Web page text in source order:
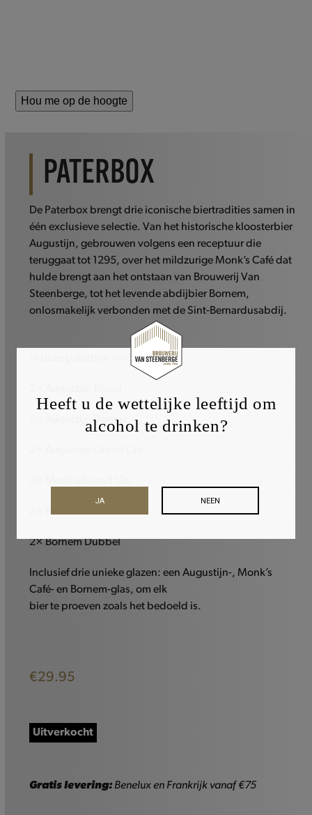
Hou me op de hoogte
PATERBOX
De Paterbox brengt drie iconische biertradities samen in
één exclusieve selectie. Van het historische kloosterbier
Augustijn, gebrouwen volgens een receptuur die
teruggaat tot 1295, over het mildzurige Monk’s Café dat
hulde brengt aan het ontstaan van Brouwerij Van
Steenberge, tot het levende abdijbier Bornem,
onlosmakelijk verbonden met de Sint-Bernardusabdij.
In deze paterbox vind je:
2× Augustijn Donker
2× Bornem Dubbel
Inclusief drie unieke glazen: een Augustijn-, Monk’s
Café- en Bornem-glas, om elk
bier te proeven zoals het bedoeld is.
€29.95
Uitverkocht
Gratis levering:Benelux en Frankrijk vanaf €75
Heeft u de wettelijke leeftijd om
alcohol te drinken?
NEEN
JA